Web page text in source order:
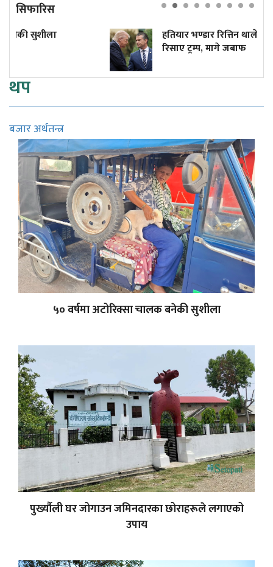
सिफारिस
हतियार भण्डार रित्तिन थालेपछि रक्षामन्त्री
रिसाए ट्रम्प, मागे जबाफ
थप
बजार अर्थतन्त्र
५० वर्षमा अटोरिक्सा चालक बनेकी सुशीला
पुर्ख्यौली घर जोगाउन जमिनदारका छोराहरूले लगाएको
उपाय